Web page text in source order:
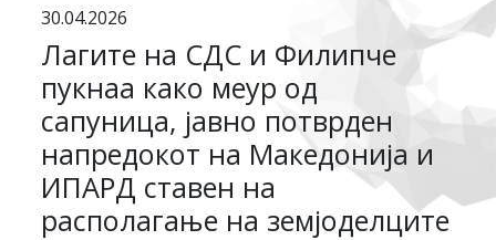
30.04.2026
Лагите на СДС и Филипче
пукнаа како меур од
сапуница, јавно потврден
напредокот на Македонија и
ИПАРД ставен на
располагање на земјоделците